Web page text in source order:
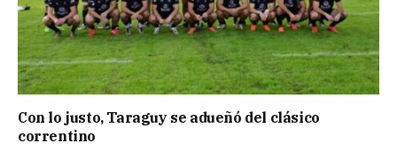
Con lo justo, Taraguy se adueñó del clásico
correntino